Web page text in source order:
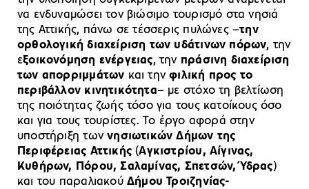
να ενδυναμώσει τον βιώσιμο τουρισμό στα νησιά
της Αττικής, πάνω σε τέσσερις πυλώνες –την
ορθολογική διαχείριση των υδάτινων πόρων, την
εξοικονόμηση ενέργειας, τηνπράσινη διαχείριση
των απορριμμάτων και τηνφιλική προς το
περιβάλλον κινητικότητα– με στόχο τη βελτίωση
της ποιότητας ζωής τόσο για τους κατοίκους όσο
και για τους τουρίστες. Το έργο αφορά στην
υποστήριξη τωννησιωτικών Δήμων της
Περιφέρειας Αττικής (Αγκιστρίου, Αίγινας,
Κυθήρων, Πόρου, Σαλαμίνας, Σπετσών, Ύδρας)
και του παραλιακού Δήμου Τροιζηνίας-